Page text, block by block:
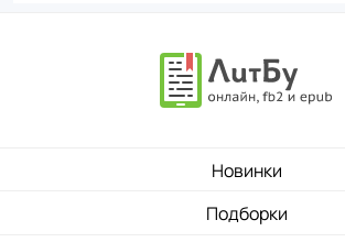
Новинки
Подборки